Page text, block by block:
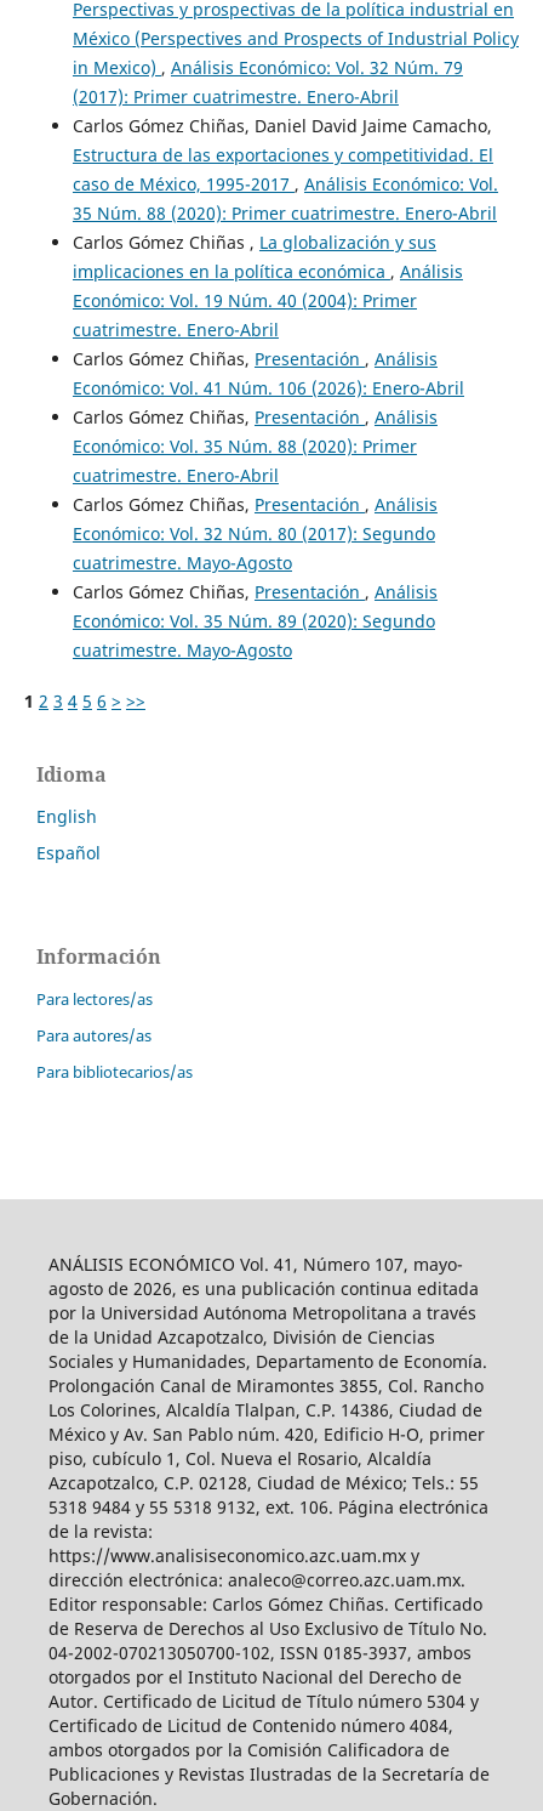
Perspectivas y prospectivas de la política industrial en
México (Perspectives and Prospects of Industrial Policy
in Mexico) , Análisis Económico: Vol. 32 Núm. 79
(2017): Primer cuatrimestre. Enero-Abril
Carlos Gómez Chiñas, Daniel David Jaime Camacho,
Estructura de las exportaciones y competitividad. El
caso de México, 1995-2017 , Análisis Económico: Vol.
35 Núm. 88 (2020): Primer cuatrimestre. Enero-Abril
Carlos Gómez Chiñas , La globalización y sus
implicaciones en la política económica , Análisis
Económico: Vol. 19 Núm. 40 (2004): Primer
cuatrimestre. Enero-Abril
Carlos Gómez Chiñas, Presentación , Análisis
Económico: Vol. 41 Núm. 106 (2026): Enero-Abril
Carlos Gómez Chiñas, Presentación , Análisis
Económico: Vol. 35 Núm. 88 (2020): Primer
cuatrimestre. Enero-Abril
Carlos Gómez Chiñas, Presentación , Análisis
Económico: Vol. 32 Núm. 80 (2017): Segundo
cuatrimestre. Mayo-Agosto
Carlos Gómez Chiñas, Presentación , Análisis
Económico: Vol. 35 Núm. 89 (2020): Segundo
cuatrimestre. Mayo-Agosto
1 2 3 4 5 6 > >>
Idioma
English
Español
Información
Para lectores/as
Para autores/as
Para bibliotecarios/as
ANÁLISIS ECONÓMICO Vol. 41, Número 107, mayo-
agosto de 2026, es una publicación continua editada
por la Universidad Autónoma Metropolitana a través
de la Unidad Azcapotzalco, División de Ciencias
Sociales y Humanidades, Departamento de Economía.
Prolongación Canal de Miramontes 3855, Col. Rancho
Los Colorines, Alcaldía Tlalpan, C.P. 14386, Ciudad de
México y Av. San Pablo núm. 420, Edificio H-O, primer
piso, cubículo 1, Col. Nueva el Rosario, Alcaldía
Azcapotzalco, C.P. 02128, Ciudad de México; Tels.: 55
5318 9484 y 55 5318 9132, ext. 106. Página electrónica
de la revista:
https://www.analisiseconomico.azc.uam.mx y
dirección electrónica: analeco@correo.azc.uam.mx.
Editor responsable: Carlos Gómez Chiñas. Certificado
de Reserva de Derechos al Uso Exclusivo de Título No.
04-2002-070213050700-102, ISSN 0185-3937, ambos
otorgados por el Instituto Nacional del Derecho de
Autor. Certificado de Licitud de Título número 5304 y
Certificado de Licitud de Contenido número 4084,
ambos otorgados por la Comisión Calificadora de
Publicaciones y Revistas Ilustradas de la Secretaría de
Gobernación.